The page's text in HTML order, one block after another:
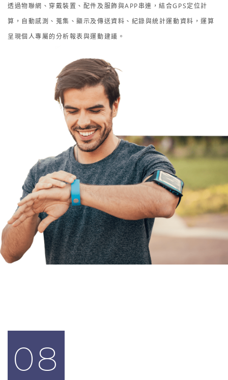
透過物聯網、穿戴裝置、配件及服飾與APP串連，結合GPS定位計
算，自動感測、蒐集、顯示及傳送資料、紀錄與統計運動資料，運算
呈現個人專屬的分析報表與運動建議。
08